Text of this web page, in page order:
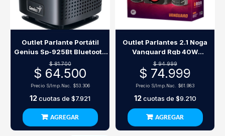
Outlet Parlante Portátil
Genius Sp-925Bt Bluetooth
10W Negro
$ 81.700
$ 64.500
Precio S/Imp.Nac. $53.306
12cuotas de $7.921
AGREGAR
Outlet Parlantes 2.1 Noga
Vanguard Rgb 40W
Bluetooth
$ 94.999
$ 74.999
Precio S/Imp.Nac. $61.983
12cuotas de $9.210
AGREGAR